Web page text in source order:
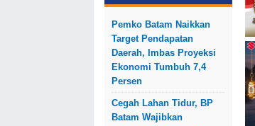
Pemko Batam Naikkan
Target Pendapatan
Daerah, Imbas Proyeksi
Ekonomi Tumbuh 7,4
Persen
Cegah Lahan Tidur, BP
Batam Wajibkan